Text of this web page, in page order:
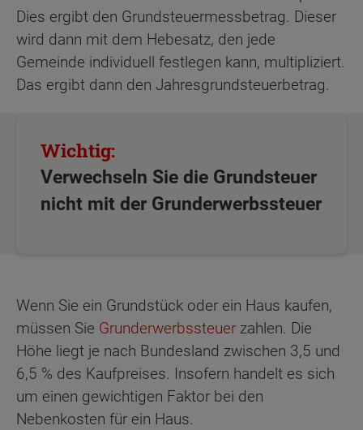
Dies ergibt den Grundsteuermessbetrag. Dieser
wird dann mit dem Hebesatz, den jede
Gemeinde individuell festlegen kann, multipliziert.
Das ergibt dann den Jahresgrundsteuerbetrag.
Verwechseln Sie die Grundsteuer
nicht mit der Grunderwerbssteuer
Wenn Sie ein Grundstück oder ein Haus kaufen,
müssen Sie Grunderwerbssteuer zahlen. Die
Höhe liegt je nach Bundesland zwischen 3,5 und
6,5 % des Kaufpreises. Insofern handelt es sich
um einen gewichtigen Faktor bei den
Nebenkosten für ein Haus.